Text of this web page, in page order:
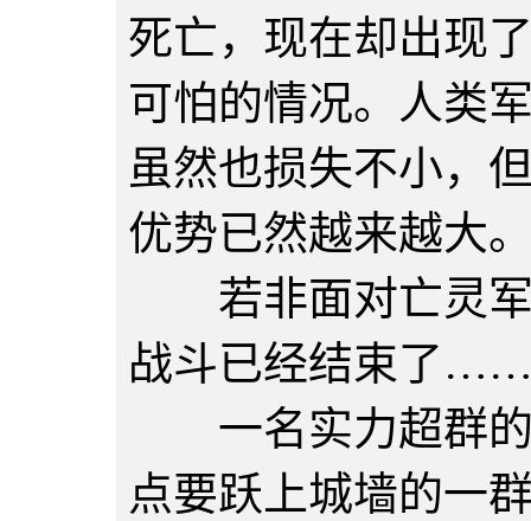
死亡，现在却出现
可怕的情况。人类
虽然也损失不小，
优势已然越来越大
若非面对亡灵军
战斗已经结束了
一名实力超群的
点要跃上城墙的一